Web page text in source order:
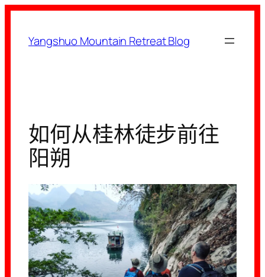
Yangshuo Mountain Retreat Blog
如何从桂林徒步前往
阳朔